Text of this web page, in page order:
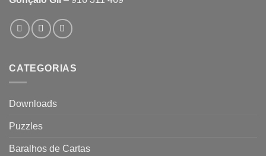
CATEGORIAS
Downloads
Puzzles
Baralhos de Cartas